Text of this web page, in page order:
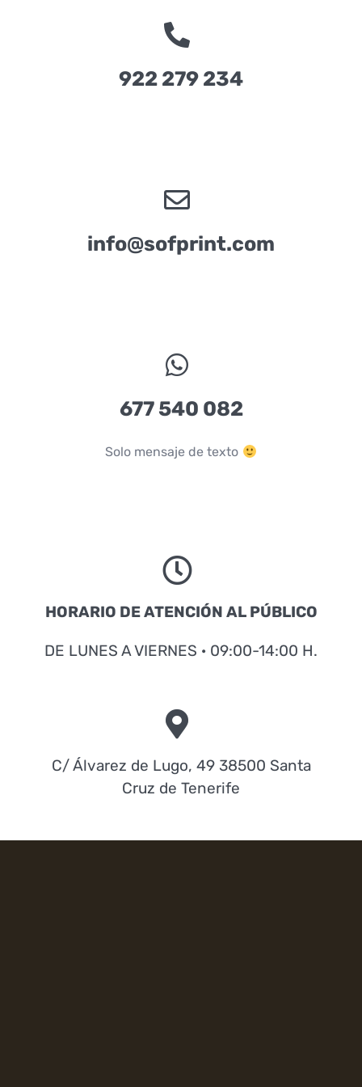
922 279 234
info@sofprint.com
677 540 082
Solo mensaje de texto
HORARIO DE ATENCIÓN AL PÚBLICO
DE LUNES A VIERNES · 09:00-14:00 H.
C/ Álvarez de Lugo, 49 38500 Santa
Cruz de Tenerife